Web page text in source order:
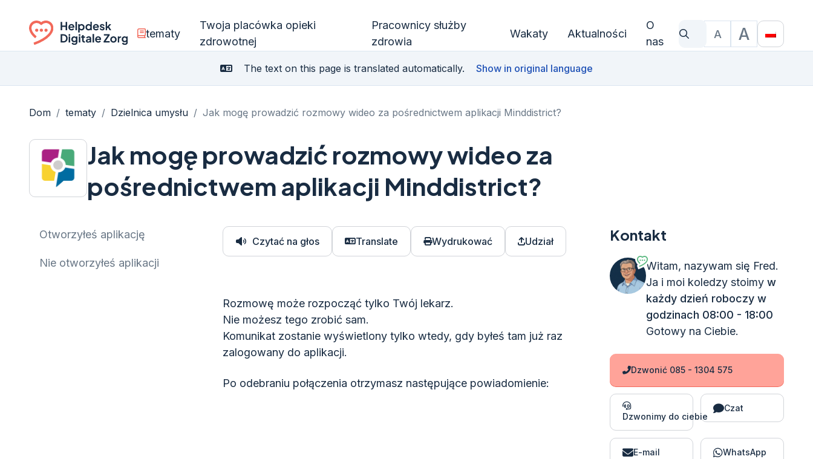
Ga naar de homepagina
tematy
Twoja placówka opieki
zdrowotnej
Pracownicy służby
zdrowia
Wakaty Aktualności
O
nas
Czego szukasz?
Rozmiar czcionki
A A
The text on this page is translated automatically. Show in original language
Dom / tematy / Dzielnica umysłu / Jak mogę prowadzić rozmowy wideo za pośrednictwem aplikacji Minddistrict?
Jak mogę prowadzić rozmowy wideo za
pośrednictwem aplikacji Minddistrict?
Otworzyłeś aplikację
Nie otworzyłeś aplikacji
Czytać na głos Translate Wydrukować Udział
Rozmowę może rozpocząć tylko Twój lekarz.
Nie możesz tego zrobić sam.
Komunikat zostanie wyświetlony tylko wtedy, gdy byłeś tam już raz
zalogowany do aplikacji.
Po odebraniu połączenia otrzymasz następujące powiadomienie:
Kontakt
Witam, nazywam się Fred.
Ja i moi koledzy stoimy w
każdy dzień roboczy w
godzinach 08:00 - 18:00
Gotowy na Ciebie.
Dzwonić 085 - 1304 575
Dzwonimy do ciebie
Czat
E-mail WhatsApp